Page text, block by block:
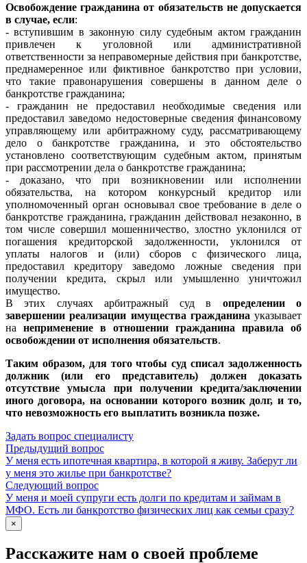
Освобождение гражданина от обязательств не допускается
в случае, если:
- вступившим в законную силу судебным актом гражданин
привлечен к уголовной или административной
ответственности за неправомерные действия при банкротстве,
преднамеренное или фиктивное банкротство при условии,
что такие правонарушения совершены в данном деле о
банкротстве гражданина;
- гражданин не предоставил необходимые сведения или
предоставил заведомо недостоверные сведения финансовому
управляющему или арбитражному суду, рассматривающему
дело о банкротстве гражданина, и это обстоятельство
установлено соответствующим судебным актом, принятым
при рассмотрении дела о банкротстве гражданина;
- доказано, что при возникновении или исполнении
обязательства, на котором конкурсный кредитор или
уполномоченный орган основывал свое требование в деле о
банкротстве гражданина, гражданин действовал незаконно, в
том числе совершил мошенничество, злостно уклонился от
погашения кредиторской задолженности, уклонился от
уплаты налогов и (или) сборов с физического лица,
предоставил кредитору заведомо ложные сведения при
получении кредита, скрыл или умышленно уничтожил
имущество.
В этих случаях арбитражный суд в определении о
завершении реализации имущества гражданина указывает
на неприменение в отношении гражданина правила об
освобождении от исполнения обязательств.
Таким образом, для того чтобы суд списал задолженность
должник (или его представитель) должен доказать
отсутствие умысла при получении кредита/заключении
иного договора, на основании которого возник долг, и то,
что невозможность его выплатить возникла позже.
Задать вопрос специалисту
Предыдущий вопрос
У меня есть ипотечная квартира, в которой я живу. Заберут ли
у меня это жилье при банкротстве?
Следующий вопрос
У меня и моей супруги есть долги по кредитам и займам в
МФО. Есть ли банкротство физических лиц как семьи сразу?
×
Расскажите нам о своей проблеме